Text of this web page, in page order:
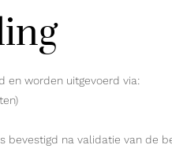
en worden uitgevoerd via:
bevestigd na validatie van de